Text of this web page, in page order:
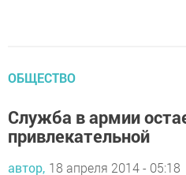
ОБЩЕСТВО
Служба в армии
привлекательной
автор, 18 апреля 2014 - 05:18